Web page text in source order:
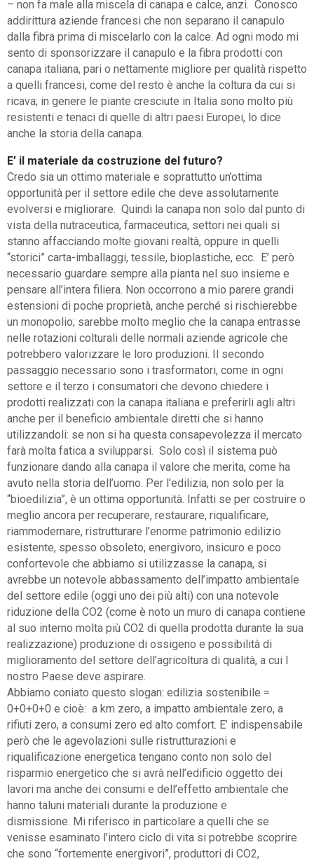
– non fa male alla miscela di canapa e calce, anzi. Conosco
addirittura aziende francesi che non separano il canapulo
dalla fibra prima di miscelarlo con la calce. Ad ogni modo mi
sento di sponsorizzare il canapulo e la fibra prodotti con
canapa italiana, pari o nettamente migliore per qualità rispetto
a quelli francesi, come del resto è anche la coltura da cui si
ricava; in genere le piante cresciute in Italia sono molto più
resistenti e tenaci di quelle di altri paesi Europei, lo dice
anche la storia della canapa.
E’ il materiale da costruzione del futuro?
Credo sia un ottimo materiale e soprattutto un’ottima
opportunità per il settore edile che deve assolutamente
evolversi e migliorare. Quindi la canapa non solo dal punto di
vista della nutraceutica, farmaceutica, settori nei quali si
stanno affacciando molte giovani realtà, oppure in quelli
“storici” carta-imballaggi, tessile, bioplastiche, ecc. E’ però
necessario guardare sempre alla pianta nel suo insieme e
pensare all’intera filiera. Non occorrono a mio parere grandi
estensioni di poche proprietà, anche perché si rischierebbe
un monopolio; sarebbe molto meglio che la canapa entrasse
nelle rotazioni colturali delle normali aziende agricole che
potrebbero valorizzare le loro produzioni. Il secondo
passaggio necessario sono i trasformatori, come in ogni
settore e il terzo i consumatori che devono chiedere i
prodotti realizzati con la canapa italiana e preferirli agli altri
anche per il beneficio ambientale diretti che si hanno
utilizzandoli: se non si ha questa consapevolezza il mercato
farà molta fatica a svilupparsi. Solo così il sistema può
funzionare dando alla canapa il valore che merita, come ha
avuto nella storia dell’uomo. Per l’edilizia, non solo per la
“bioedilizia”, è un ottima opportunità. Infatti se per costruire o
meglio ancora per recuperare, restaurare, riqualificare,
riammodernare, ristrutturare l’enorme patrimonio edilizio
esistente, spesso obsoleto, energivoro, insicuro e poco
confortevole che abbiamo si utilizzasse la canapa, si
avrebbe un notevole abbassamento dell’impatto ambientale
del settore edile (oggi uno dei più alti) con una notevole
riduzione della CO2 (come è noto un muro di canapa contiene
al suo interno molta più CO2 di quella prodotta durante la sua
realizzazione) produzione di ossigeno e possibilità di
miglioramento del settore dell’agricoltura di qualità, a cui l
nostro Paese deve aspirare.
Abbiamo coniato questo slogan: edilizia sostenibile =
0+0+0+0 e cioè: a km zero, a impatto ambientale zero, a
rifiuti zero, a consumi zero ed alto comfort. E’ indispensabile
però che le agevolazioni sulle ristrutturazioni e
riqualificazione energetica tengano conto non solo del
risparmio energetico che si avrà nell’edificio oggetto dei
lavori ma anche dei consumi e dell’effetto ambientale che
hanno taluni materiali durante la produzione e
dismissione. Mi riferisco in particolare a quelli che se
venisse esaminato l’intero ciclo di vita si potrebbe scoprire
che sono “fortemente energivori”, produttori di CO2,